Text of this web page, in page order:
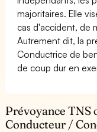
majoritaires. Elle
cas d'accident, de
Autrement dit, la
Conductrice de
de coup dur en
Prévoyance
Conducteur /